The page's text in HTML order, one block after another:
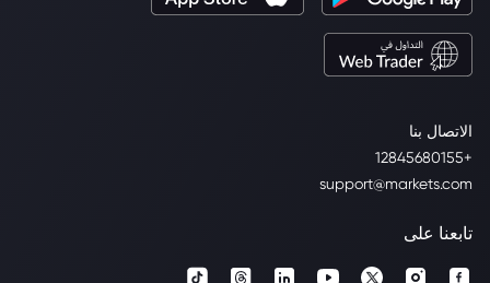
الاتصال بنا
+12845680155
support@markets.com
تابعنا على